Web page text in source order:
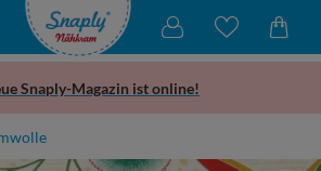
Snaply-Magazin ist online!